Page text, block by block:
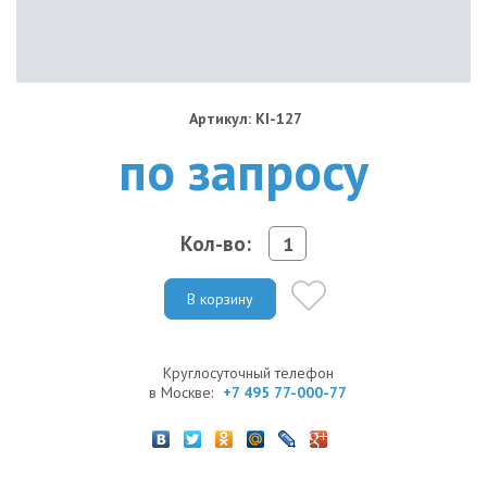
Артикул: KI-127
по запросу
Кол-во:
В корзину
Круглосуточный телефон
в Москве: +7 495 77-000-77